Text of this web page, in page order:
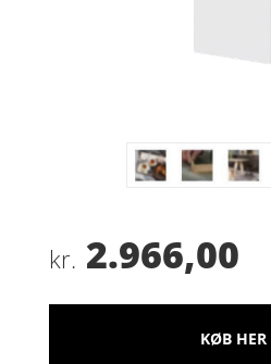
kr. 2.966,00
KØB HER